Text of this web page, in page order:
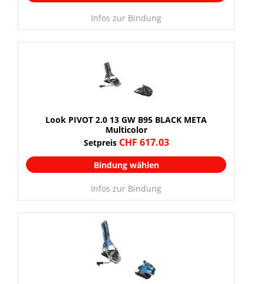
Infos zur Bindung
Look PIVOT 2.0 13 GW B95 BLACK META
Multicolor
Setpreis CHF 617.03
Bindung wählen
Infos zur Bindung